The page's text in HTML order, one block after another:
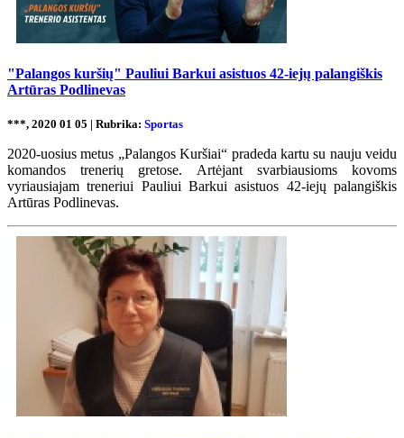
"Palangos kuršių" Pauliui Barkui asistuos 42-iejų palangiškis
Artūras Podlinevas
***, 2020 01 05 | Rubrika: Sportas
2020-uosius metus „Palangos Kuršiai“ pradeda kartu su nauju veidu
komandos trenerių gretose. Artėjant svarbiausioms kovoms
vyriausiajam treneriui Pauliui Barkui asistuos 42-iejų palangiškis
Artūras Podlinevas.